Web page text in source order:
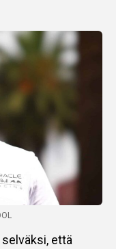
että